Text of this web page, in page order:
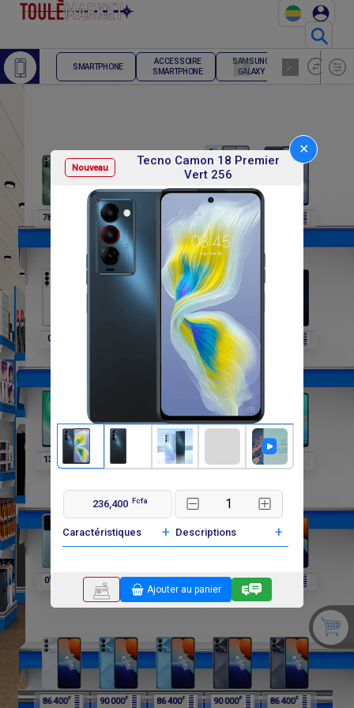
⚲
Nouveau
Tecno Camon 18 Premier
Vert 256
✕
236,400 Fcfa
Caractéristiques + Descriptions +
Ajouter au panier
SMARTPHONE
ACCESSOIRE
SMARTPHONE
SAMSUNG
GALAXY
TELEPHONE
FIXE
78 000 78 000 F 78 000 236 400 F
0 138 000 F
138 000 192 000 192 000F
0 0F F 264 000F 90 000
86 400F 90 000F 86 400F 90 000F 86 400F